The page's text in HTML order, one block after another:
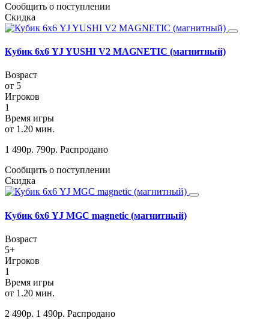
Сообщить о поступлении
Скидка
Кубик 6х6 YJ YUSHI V2 MAGNETIC (магнитный)
Возраст
от 5
Игроков
1
Время игры
от 1.20 мин.
1 490р. 790р. Распродано
Сообщить о поступлении
Скидка
Кубик 6х6 YJ MGC magnetic (магнитный)
Возраст
5+
Игроков
1
Время игры
от 1.20 мин.
2 490р. 1 490р. Распродано